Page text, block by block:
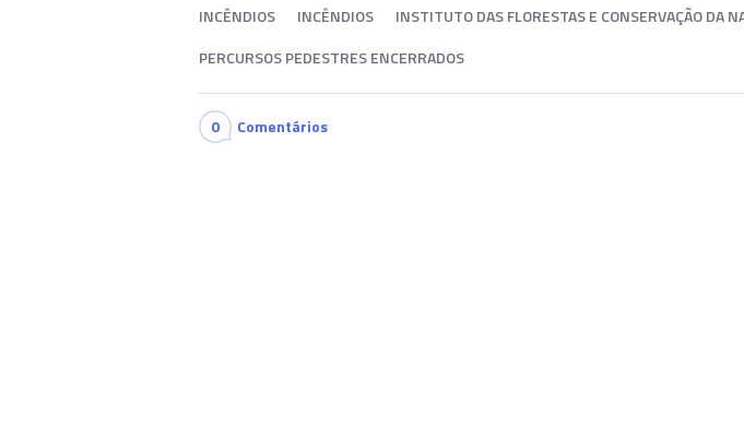
INCÊNDIOS INCÊNDIOS
INSTITUTO DAS FLORESTAS E CONSERVAÇÃO DA
PERCURSOS PEDESTRES ENCERRADOS
0 Comentários